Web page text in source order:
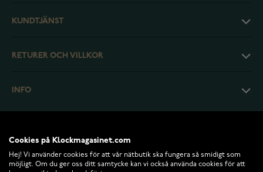
KUNDTJÄNST
RETURER OCH VILLKOR
INFO
Cookies på Klockmagasinet.com
Hej! Vi använder cookies för att vår nätbutik ska fungera så smidigt som
möjligt. Om du ger oss ditt samtycke kan vi också använda cookies för att